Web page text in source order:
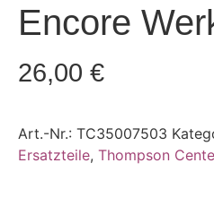
Encore
26,00 €
Art.-Nr.: TC35007503
Ersatzteile, Thompson